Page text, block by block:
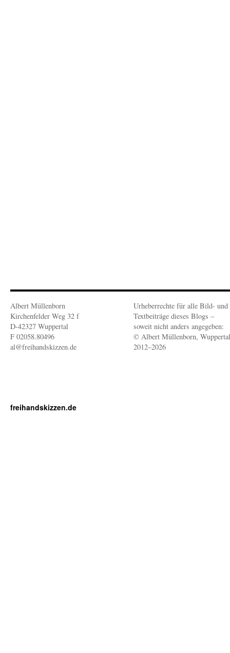
Albert Müllenborn
Kirchenfelder Weg 32 f
D-42327 Wuppertal
F 02058.80496
al@freihandskizzen.de
Urheberrechte für alle Bild- und
Textbeiträge dieses Blogs –
soweit nicht anders angegeben:
© Albert Müllenborn, Wuppertal
2012–2026
freihandskizzen.de